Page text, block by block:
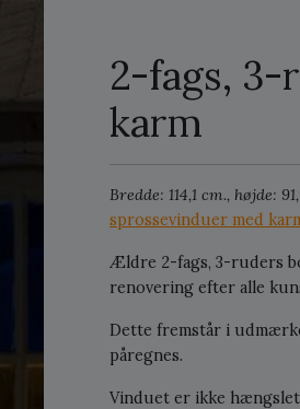
2-fags, 3-
karm
Bredde: 114,1 cm., højde:
sprossevinduer med
Ældre 2-fags, 3-ruders
renovering efter alle
Dette fremstår i
påregnes.
Vinduet er ikke